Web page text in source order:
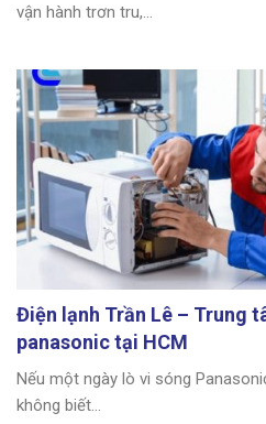
vận hành trơn tru,...
Điện lạnh Trần Lê – Trung
panasonic tại HCM
Nếu một ngày lò vi sóng
không biết...